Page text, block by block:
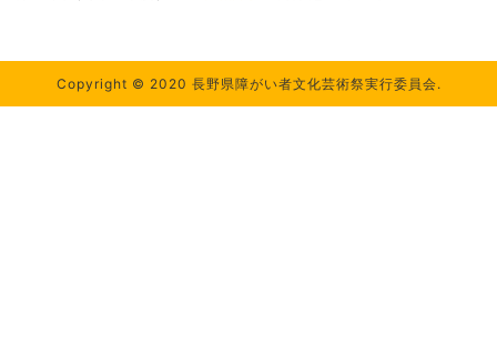
Copyright © 2020 長野県障がい者文化芸術祭実行委員会.